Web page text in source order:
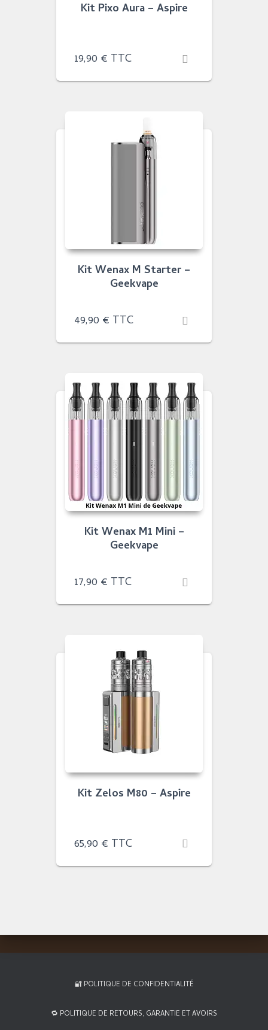
Kit Pixo Aura – Aspire
19,90 € TTC
Kit Wenax M Starter –
Geekvape
49,90 € TTC
Kit Wenax M1 Mini –
Geekvape
17,90 € TTC
Kit Zelos M80 – Aspire
65,90 € TTC
🔐 POLITIQUE DE CONFIDENTIALITÉ
🔁 POLITIQUE DE RETOURS, GARANTIE ET AVOIRS